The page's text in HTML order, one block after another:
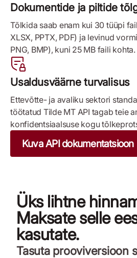
Dokumentide ja piltide
Tõlkida saab enam kui 30 tüüpi
XLSX, PPTX, PDF) ja levinud
PNG, BMP), kuni 25 MB faili kohta.
Usaldusväärne turvalisus
Ettevõtte- ja avaliku sektori
töötatud Tilde MT API tagab teie
konfidentsiaalsuse kogu
Kuva API dokumentatsioon
Üks lihtne
Maksate selle
kasutate.
Tasuta prooviversioon